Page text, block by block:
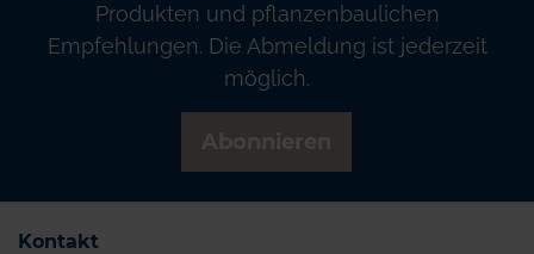
Produkten und pflanzenbaulichen
Empfehlungen. Die Abmeldung ist jederzeit
möglich.
Kontakt